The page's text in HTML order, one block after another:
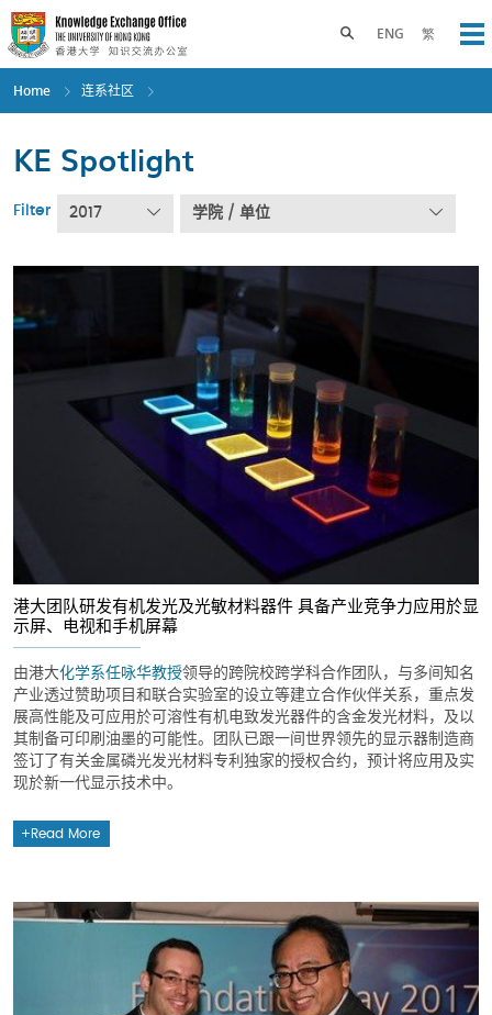
Skip
to
main
content
ENG 繁
Toggle search panel
Home 连系社区
KE Spotlight
Filter 2017 学院 / 单位
港大团队研发有机发光及光敏材料器件 具备产业竞争力应用於显
示屏、电视和手机屏幕
由港大化学系任咏华教授领导的跨院校跨学科合作团队，与多间知名
产业透过赞助项目和联合实验室的设立等建立合作伙伴关系，重点发
展高性能及可应用於可溶性有机电致发光器件的含金发光材料，及以
其制备可印刷油墨的可能性。团队已跟一间世界领先的显示器制造商
签订了有关金属磷光发光材料专利独家的授权合约，预计将应用及实
现於新一代显示技术中。
Read More